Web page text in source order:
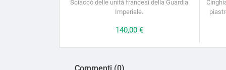
Sciaccò delle unità francesi della Guardia
Imperiale.
Prezzo
140,00 €
Commenti (0)